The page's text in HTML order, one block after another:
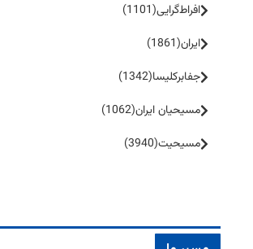
افراط‌گرایی(1101)
ایران(1861)
جفا‌بر‌کلیسا(1342)
مسیحیان ایران(1062)
مسیحیت(3940)